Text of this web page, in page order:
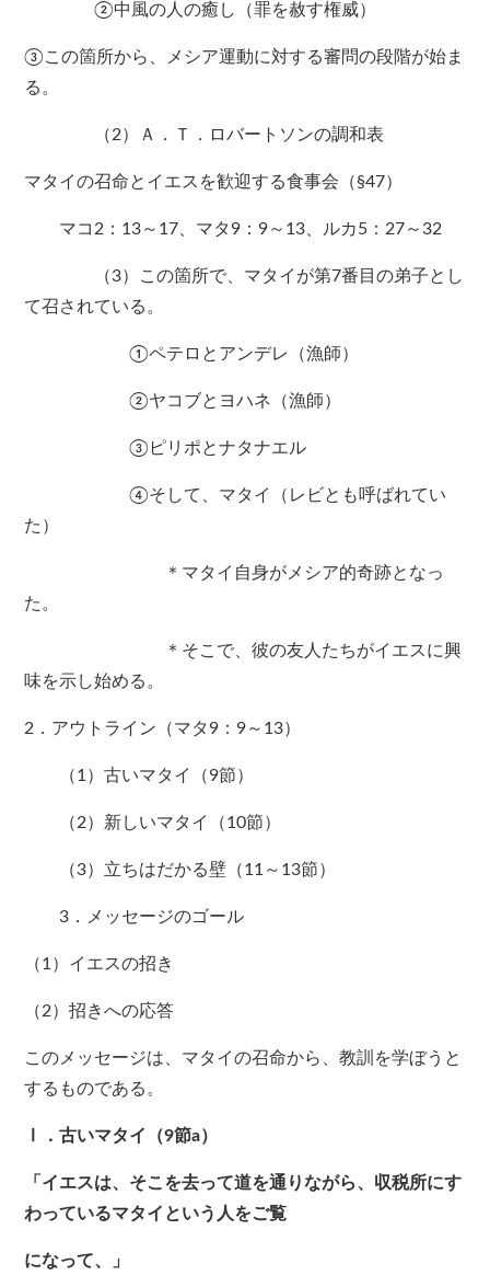
②中風の人の癒し（罪を赦す権威）
③この箇所から、メシア運動に対する審問の段階が始ま
る。
（2）Ａ．Ｔ．ロバートソンの調和表
マタイの召命とイエスを歓迎する食事会（§47）
マコ2：13～17、マタ9：9～13、ルカ5：27～32
（3）この箇所で、マタイが第7番目の弟子とし
て召されている。
①ペテロとアンデレ（漁師）
②ヤコブとヨハネ（漁師）
③ピリポとナタナエル
④そして、マタイ（レビとも呼ばれてい
た）
＊マタイ自身がメシア的奇跡となっ
た。
＊そこで、彼の友人たちがイエスに興
味を示し始める。
2．アウトライン（マタ9：9～13）
（1）古いマタイ（9節）
（2）新しいマタイ（10節）
（3）立ちはだかる壁（11～13節）
3．メッセージのゴール
（1）イエスの招き
（2）招きへの応答
このメッセージは、マタイの召命から、教訓を学ぼうと
するものである。
Ⅰ．古いマタイ（9節a）
「イエスは、そこを去って道を通りながら、収税所にす
わっているマタイという人をご覧
になって、」